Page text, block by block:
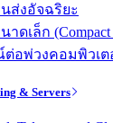
ส่งอัจฉริยะ
าดเล็ก (Compact
อพ่วงคอมพิวเ
& Servers